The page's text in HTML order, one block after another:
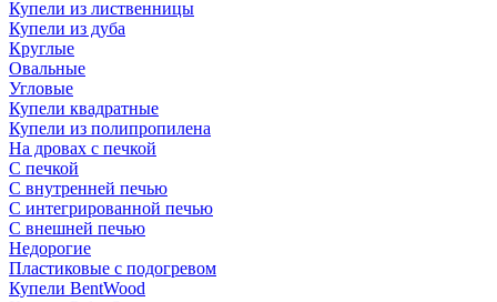
Купели из лиственницы
Купели из дуба
Круглые
Овальные
Угловые
Купели квадратные
Купели из полипропилена
На дровах с печкой
С печкой
С внутренней печью
С интегрированной печью
С внешней печью
Недорогие
Пластиковые с подогревом
Купели BentWood